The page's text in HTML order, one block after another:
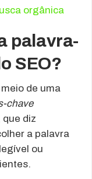
orgânica
palavra-
SEO?
de uma
chave
diz
a palavra
ou